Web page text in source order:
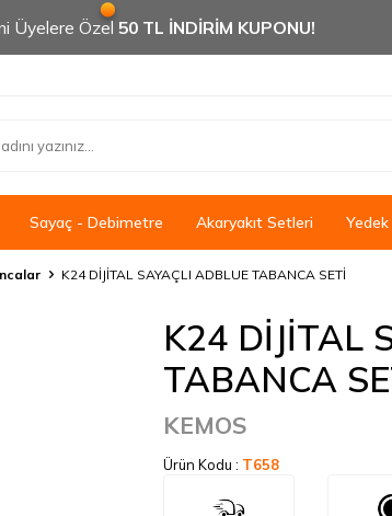
Üyelere Özel 50 TL İNDİRİM KUPONU!
Sayaç - Debimetre Akaryakıt Setleri
K24 DİJİTAL SAYAÇLI ADBLUE TABANCA SETİ
K24 DİJİTAL
TABANCA
KEMOS
Ürün Kodu : T658